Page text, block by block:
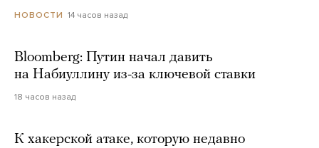
НОВОСТИ 14 часов назад
Bloomberg: Путин начал давить
на Набиуллину из-за ключевой ставки
18 часов назад
К хакерской атаке, которую недавно